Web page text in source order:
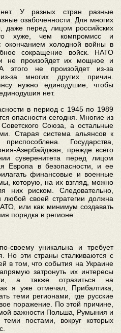
У разных стран разные
озабоченности. Для многих
даже перед лицом российских
хуже, чем компромисс и
холодной войны в
сокращение войск. НАТО
не произойдет их мощное и
этого не произойдет из-за
за многих других причин.
нужно единодушие, чтобы
нет.
в период с 1945 по 1989
опасности сегодня. Многие из
Союза, а остальные
Старая система альянсов к
Государства,
Азербайджан, прежде всего
суверенитета перед лицом
Европа в безопасности, и ее
финансовые и военные
которую, на их взгляд, можно
них риском. Следовательно,
своей стратегии должна
или как минимум создавать
порядка в регионе.
своему уникальна и требует
Но эти страны сталкиваются с
в том, что события на Украине
затронуть их интересы
а также отразиться на
я уже отмечал, Прибалтика,
теми регионами, где русские
поражение. По этой причине,
важности Польша, Румыния и
постами, вокруг которых